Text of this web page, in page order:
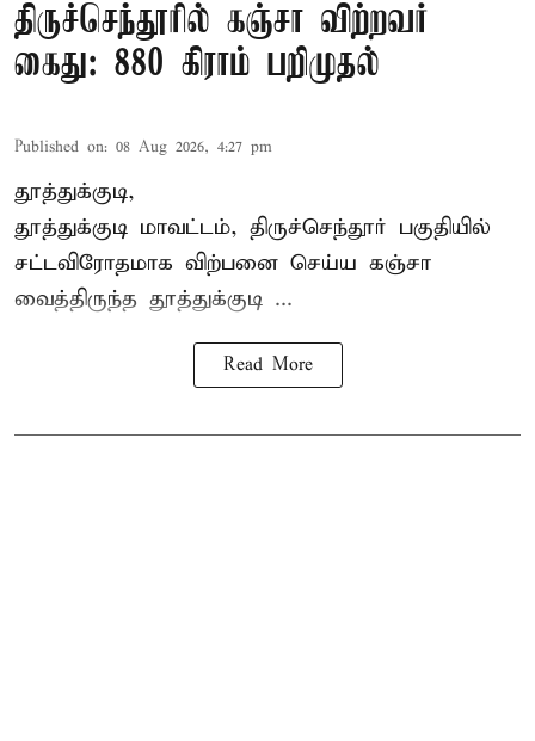
திருச்செந்தூரில் கஞ்சா விற்றவர்
கைது: 880 கிராம் பறிமுதல்
Published on: 08 Aug 2026, 4:27 pm
தூத்துக்குடி,
தூத்துக்குடி மாவட்டம், திருச்செந்தூர் பகுதியில்
சட்டவிரோதமாக விற்பனை செய்ய கஞ்சா
வைத்திருந்த தூத்துக்குடி ...
Read More